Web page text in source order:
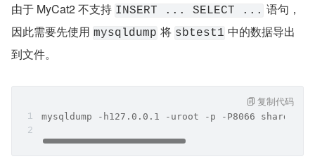
由于 MyCat2 不支持 INSERT ... SELECT ... 语句，
因此需要先使用 mysqldump 将 sbtest1 中的数据导出
到文件。
mysqldump -h127.0.0.1 -uroot -p -P8066
复制代码